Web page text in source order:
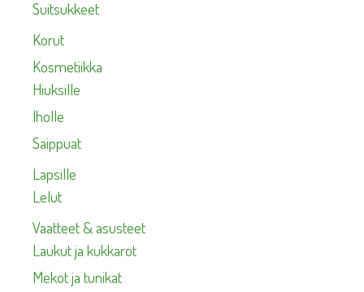
Suitsukkeet
Korut
Kosmetiikka
Hiuksille
Iholle
Saippuat
Lapsille
Lelut
Vaatteet & asusteet
Laukut ja kukkarot
Mekot ja tunikat